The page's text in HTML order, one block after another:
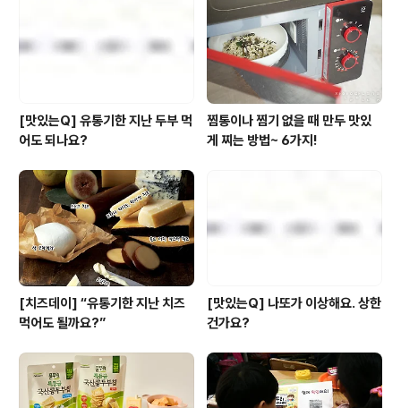
개성 있는 박물관들이 수줍게 숨어 있답니다. 프로불참꾼
조세호 씨에게 왜 안 왔냐고 묻지 마세요. 모르는데 어떻게
가요..
[맛있는Q] 유통기한 지난 두부 먹
어도 되나요?
찜통이나 찜기 없을 때 만두 맛있
게 찌는 방법~ 6가지!
[치즈데이] “유통기한 지난 치즈
먹어도 될까요?”
[맛있는Q] 나또가 이상해요. 상한
건가요?